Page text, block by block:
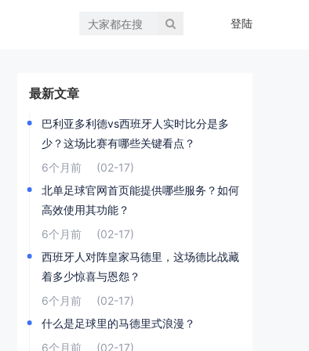
登陆
最新文章
巴利亚多利德vs西班牙人实时比分是多
少？这场比赛有哪些关键看点？
6个月前
(02-17)
北单足球官网首页能提供哪些服务？如何
高效使用其功能？
6个月前
(02-17)
西班牙人对阵皇家马德里，这场德比战藏
着多少惊喜与恩怨？
6个月前
(02-17)
什么是足球里的马德里式浪漫？
6个月前
(02-17)